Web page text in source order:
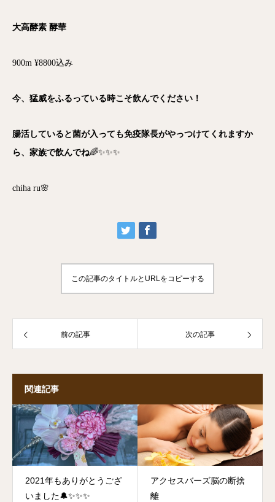
大高酵素 酵華
900m ¥8800込み
今、猛威をふるっている時こそ飲んでください！
腸活していると菌が入っても免疫隊長がやっつけてくれますか
ら、家族で飲んでね🌈✨✨✨
chiha ru🌸
この記事のタイトルとURLをコピーする
前の記事 次の記事
関連記事
2021年もありがとうござ
いました🔔✨✨✨
アクセスバーズ脳の断捨
離